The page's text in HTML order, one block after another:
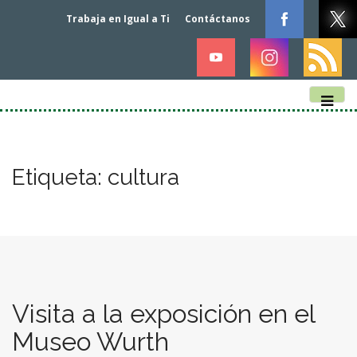
M
n
m
t
t
Etiqueta: cultura
Visita a la exposición en el
Museo Wurth
Trabaja en Igual a Ti Contáctanos